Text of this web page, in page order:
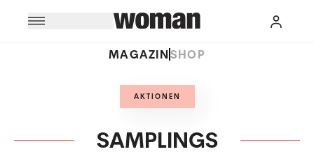
MAGAZINSHOP
AKTIONEN
SAMPLINGS